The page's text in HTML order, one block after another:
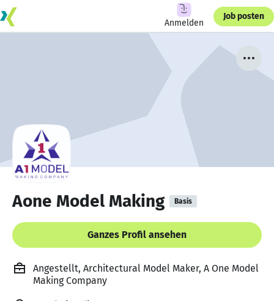
Anmelden
Job posten
Aone Model Making Basis
Ganzes Profil ansehen
Angestellt, Architectural Model Maker, A One Model
Making Company